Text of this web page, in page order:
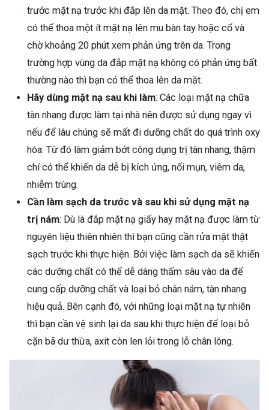
trước mặt nạ trước khi đắp lên da mặt. Theo đó, chị em
có thể thoa một ít mặt nạ lên mu bàn tay hoặc cổ và
chờ khoảng 20 phút xem phản ứng trên da. Trong
trường hợp vùng da đắp mặt nạ không có phản ứng bất
thường nào thì bạn có thể thoa lên da mặt.
Hãy dùng mặt nạ sau khi làm: Các loại mặt nạ chữa
tàn nhang được làm tại nhà nên được sử dụng ngay vì
nếu để lâu chúng sẽ mất đi dưỡng chất do quá trình oxy
hóa. Từ đó làm giảm bớt công dụng trị tàn nhang, thậm
chí có thể khiến da dễ bị kích ứng, nổi mụn, viêm da,
nhiễm trùng.
Cần làm sạch da trước và sau khi sử dụng mặt nạ
trị nám: Dù là đắp mặt nạ giấy hay mặt nạ được làm từ
nguyên liệu thiên nhiên thì bạn cũng cần rửa mặt thật
sạch trước khi thực hiện. Bởi việc làm sạch da sẽ khiến
các dưỡng chất có thể dễ dàng thấm sâu vào da để
cung cấp dưỡng chất và loại bỏ chân nám, tàn nhang
hiệu quả. Bên cạnh đó, với những loại mặt nạ tự nhiên
thì bạn cần vệ sinh lại da sau khi thực hiện để loại bỏ
cặn bã dư thừa, axit còn len lỏi trong lỗ chân lông.